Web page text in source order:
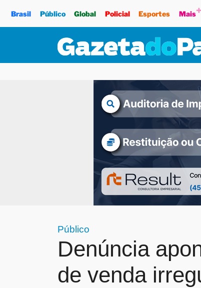
Brasil Público Global Policial Esportes Mais+
Público
Denúncia
de venda